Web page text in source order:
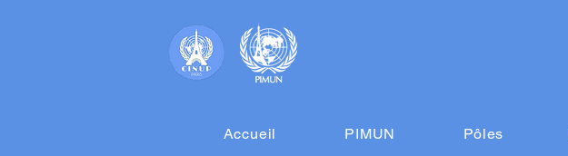
Accueil PIMUN Pôles